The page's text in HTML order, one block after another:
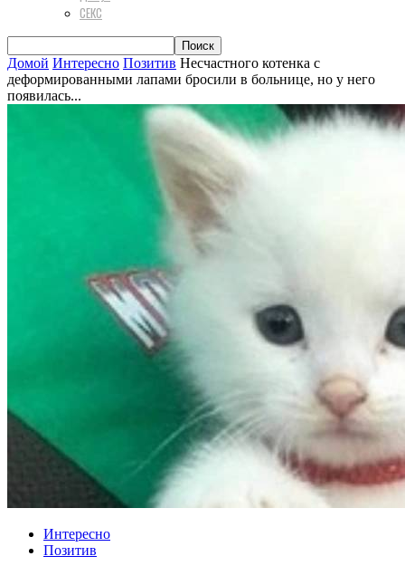
СЕКС
Домой Интересно Позитив Несчастного котенка с
деформированными лапами бросили в больнице, но у него
появилась...
Интересно
Позитив